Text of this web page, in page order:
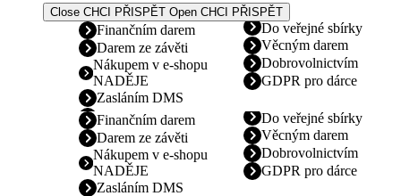
Close CHCI PŘISPĚT Open CHCI PŘISPĚT
Finančním darem
Darem ze závěti
Nákupem v e-shopu
NADĚJE
Zasláním DMS
Do veřejné sbírky
Věcným darem
Dobrovolnictvím
GDPR pro dárce
Finančním darem
Darem ze závěti
Nákupem v e-shopu
NADĚJE
Zasláním DMS
Do veřejné sbírky
Věcným darem
Dobrovolnictvím
GDPR pro dárce